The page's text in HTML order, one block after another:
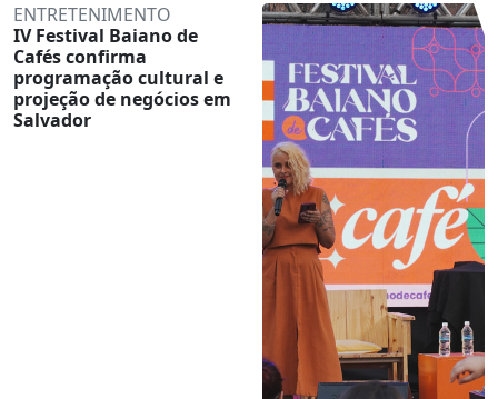
ENTRETENIMENTO
IV Festival Baiano de
Cafés confirma
programação cultural e
projeção de negócios em
Salvador